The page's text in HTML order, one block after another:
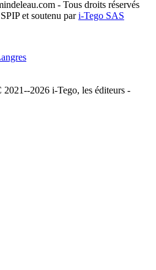
- Tous droits réservés
et soutenu pari-Tego SAS
2026 i-Tego, les éditeurs -